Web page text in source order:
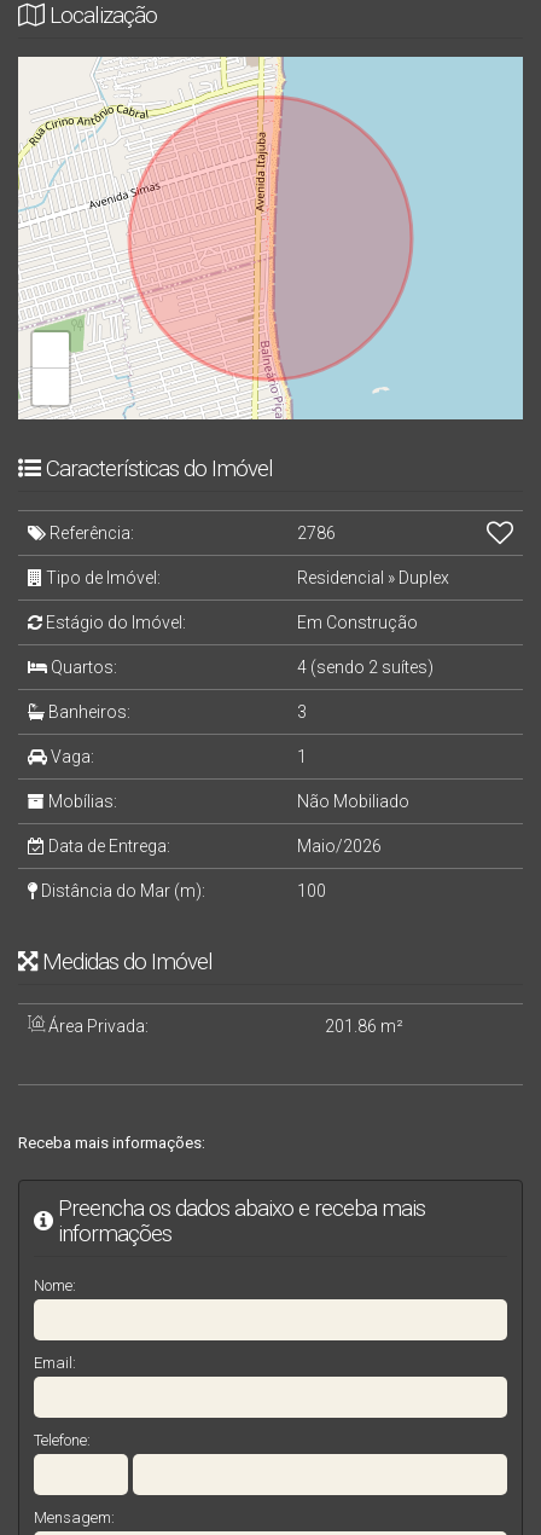
Uma excelente oportunidade para quem deseja viver com
estilo, em um espaço moderno e pensado para o seu bem-
Localização
Características do Imóvel
Referência: 2786
Tipo de Imóvel: Residencial » Duplex
Estágio do Imóvel: Em Construção
Quartos: 4 (sendo 2 suítes)
Banheiros: 3
Vaga: 1
Mobílias: Não Mobiliado
Data de Entrega: Maio/2026
Distância do Mar (m): 100
Medidas do Imóvel
Área Privada: 201 .86 m²
Receba mais informações:
Preencha os dados abaixo e receba mais
informações
Nome:
Email:
Telefone:
Mensagem: